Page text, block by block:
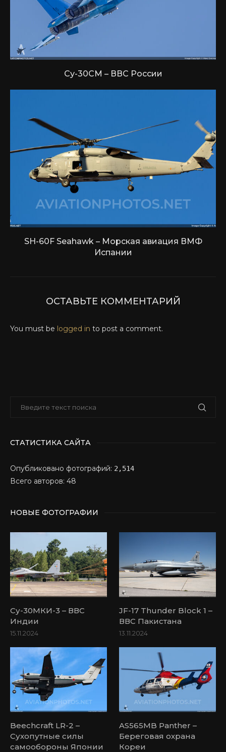
Су-30СМ – ВВС России
SH-60F Seahawk – Морская авиация ВМФ
Испании
ОСТАВЬТЕ КОММЕНТАРИЙ
You must be logged in to post a comment.
СТАТИСТИКА САЙТА
Опубликовано фотографий: 2,514
Всего авторов: 48
НОВЫЕ ФОТОГРАФИИ
Су-30МКИ-3 – ВВС
Индии
15.11.2024
JF-17 Thunder Block 1 –
ВВС Пакистана
13.11.2024
Beechcraft LR-2 –
Сухопутные силы
самообороны Японии
AS565MB Panther –
Береговая охрана
Кореи